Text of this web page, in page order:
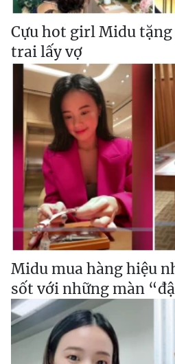
Cựu hot girl Midu tặng
trai lấy vợ
Midu mua hàng hiệu
sốt với những màn